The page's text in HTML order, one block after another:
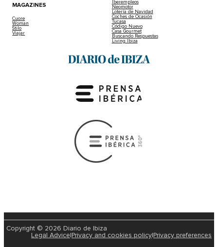
MAGAZINES
Cuore
Woman
Stilo
Viajar
Iberempleos
Neomotor
Lotería de Navidad
Coches de Ocasión
Tucasa
Código Nuevo
Casa Gourmet
Buscando Respuestas
Living Ibiza
Copyright © 2026 Diario de Ibiza
Legal Advice|Privacy and cookies policy|Privacy preferences